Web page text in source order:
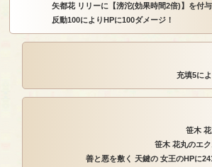
矢都花 リリーに【滂沱(効果時間2倍)】を付与
反動100によりHPに100ダメージ！
充填5に
笹木
笹木 花丸のエ
善と悪を敷く 天鍵の 女王のHPに